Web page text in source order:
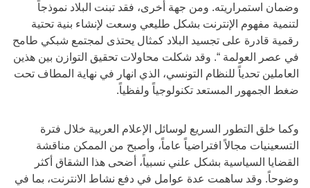
وضمان استمراريته. ومن جهة أخرى، فقد تبنت البلاد نموذجاً
لتنمية مفهوم الإنترنت بشكل طليعي وسعت لإنشاء بنية تحتية
رقمية قادرة على تجسيد البلاد كمثال يحتذى لمجتمع شبكي طامح
في عصر العولمة “. وقد شكلت محاولات تحقيق التوازن بين هذين
العاملين تحدياً للنظام التونسي، الذي انهار في نهاية المطاف تحت
ضغط الجمهور المستعد تكنولوجياً ولفظياً.
وكما خلق التطور السريع لوسائل الإعلام العربية خلال فترة
التسعينيات مجالاً افتراضياً عاماً، وأصبح من الممكن مناقشة
القضايا السياسية بشكل علني نسبياً، أضحى هذا الشقاق أكثر
وضوحاً. وقد ساهمت عدة عوامل في دفع نشاط الانترنت، بما في